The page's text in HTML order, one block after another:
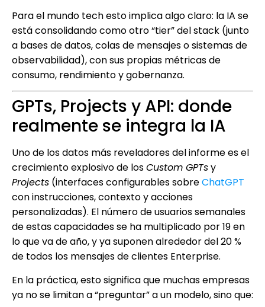
Para el mundo tech esto implica algo claro: la IA se
está consolidando como otro “tier” del stack (junto
a bases de datos, colas de mensajes o sistemas de
observabilidad), con sus propias métricas de
consumo, rendimiento y gobernanza.
GPTs, Projects y API: donde
realmente se integra la IA
Uno de los datos más reveladores del informe es el
crecimiento explosivo de losCustom GPTsy
Projects (interfaces configurables sobreChatGPT
con instrucciones, contexto y acciones
personalizadas). El número de usuarios semanales
de estas capacidades se ha multiplicado por 19 en
lo que va de año, y ya suponen alrededor del 20 %
de todos los mensajes de clientes Enterprise.
En la práctica, esto significa que muchas empresas
ya no se limitan a “preguntar” a un modelo, sino que: